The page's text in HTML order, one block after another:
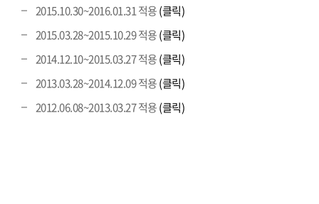
2015.10.30~2016.01.31 적용(클릭)
2015.03.28~2015.10.29 적용(클릭)
2014.12.10~2015.03.27 적용(클릭)
2013.03.28~2014.12.09 적용(클릭)
2012.06.08~2013.03.27 적용(클릭)